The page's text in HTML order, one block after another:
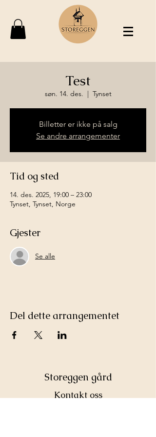
Test
søn. 14. des.
  |
Tynset
Billetter er ikke på salg
Se andre arrangementer
Tid og sted
14. des. 2025, 19:00 – 23:00
Tynset, Tynset, Norge
Gjester
Se alle
Del dette arrangementet
Storeggen gård
Kontakt oss